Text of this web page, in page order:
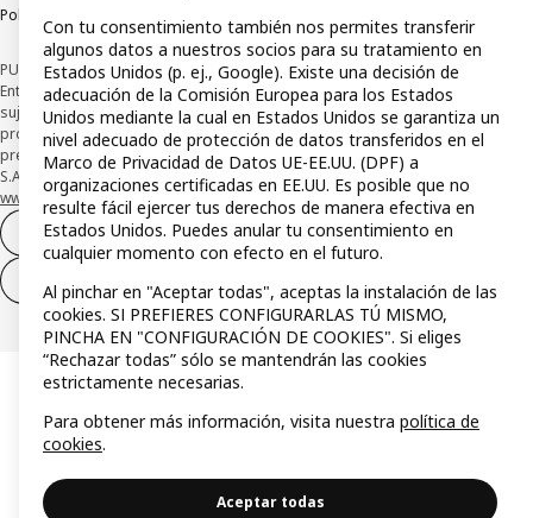
Política de divulgación responsable
PUBLICIDAD: *Financiación a través de la tarjeta IKEA VISA emitida por la
Entidad de Pago híbrida CaixaBank Payments & Consumer, E.F.C., E.P., S.A.U., y
sujeta a su organización. La entidad ha escogido como sistema de
protección de los fondos recibidos de usuarios de servicios de pago que
presta su depósito en una cuenta bancaria separada abierta en CaixaBank,
S.A. Conoce más acerca de las formas de pago de tu tarjeta aquí:
www.caixabankpc.com/es/productos
Desistimiento del contrato
Desistimiento de solo servicios
Con tu consentimiento también nos permites transferir
algunos datos a nuestros socios para su tratamiento en
Estados Unidos (p. ej., Google). Existe una decisión de
adecuación de la Comisión Europea para los Estados
Unidos mediante la cual en Estados Unidos se garantiza un
nivel adecuado de protección de datos transferidos en el
Marco de Privacidad de Datos UE-EE.UU. (DPF) a
organizaciones certificadas en EE.UU. Es posible que no
resulte fácil ejercer tus derechos de manera efectiva en
Estados Unidos. Puedes anular tu consentimiento en
cualquier momento con efecto en el futuro.
Al pinchar en "Aceptar todas", aceptas la instalación de las
cookies. SI PREFIERES CONFIGURARLAS TÚ MISMO,
PINCHA EN "CONFIGURACIÓN DE COOKIES". Si eliges
“Rechazar todas” sólo se mantendrán las cookies
estrictamente necesarias.
Para obtener más información, visita nuestra política de
cookies.
Aceptar todas